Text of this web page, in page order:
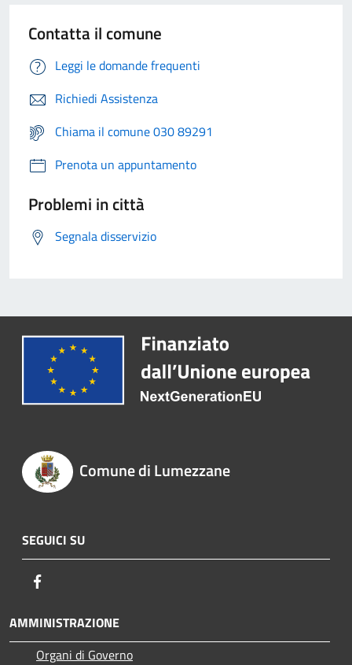
Contatta il comune
Leggi le domande frequenti
Richiedi Assistenza
Chiama il comune 030 89291
Prenota un appuntamento
Problemi in città
Segnala disservizio
Comune di Lumezzane
SEGUICI SU
AMMINISTRAZIONE
Organi di Governo